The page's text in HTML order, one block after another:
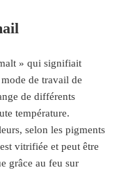
» qui signifiait
de travail de
de différents
température.
selon les pigments
vitrifiée et peut être
grâce au feu sur